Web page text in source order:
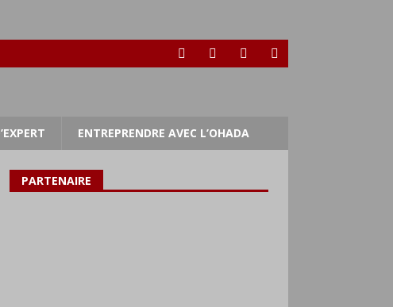
ENTREPRENDRE AVEC L’OHADA
PARTENAIRE